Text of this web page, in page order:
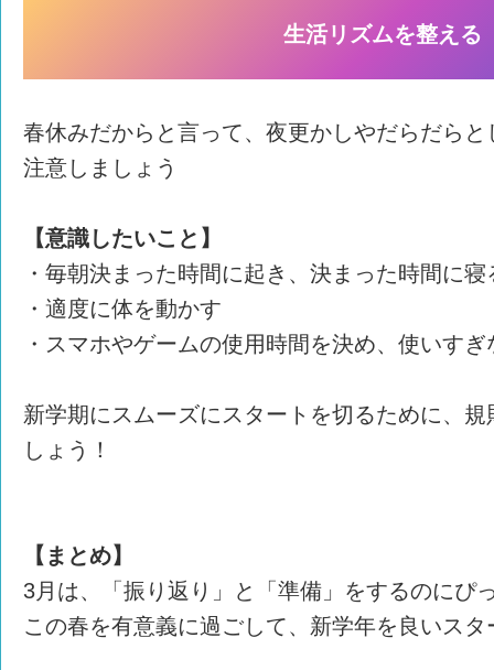
生活リズムを整える
春休みだからと言って、夜更かしやだらだら
注意しましょう
【意識したいこと】
・毎朝決まった時間に起き、決まった時間に寝
・適度に体を動かす
・スマホやゲームの使用時間を決め、使いす
新学期にスムーズにスタートを切るために、
しょう！
【まとめ】
3月は、「振り返り」と「準備」をするのにぴ
この春を有意義に過ごして、新学年を良いス